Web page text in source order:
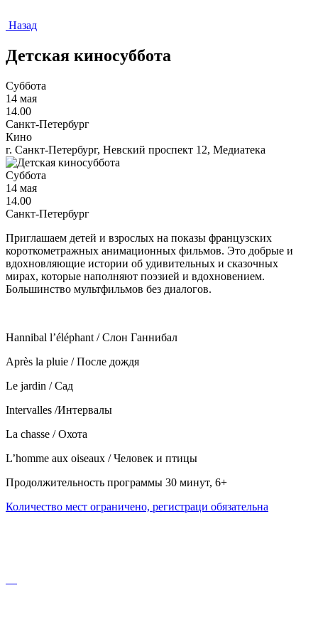
Назад
Детская киносуббота
Суббота
14 мая
14.00
Санкт-Петербург
Кино
г. Санкт-Петербург, Невский проспект 12, Медиатека
Суббота
14 мая
14.00
Санкт-Петербург
Приглашаем детей и взрослых на показы французских
короткометражных анимационных фильмов. Это добрые и
вдохновляющие истории об удивительных и сказочных
мирах, которые наполняют поэзией и вдохновением.
Большинство мультфильмов без диалогов.
Hannibal l’éléphant / Слон Ганнибал
Après la pluie / После дождя
Le jardin / Caд
Intervalles /Интервалы
La chasse / Охота
L’homme aux oiseaux / Человек и птицы
Продолжительность программы 30 минут, 6+
Количество мест ограничено, регистраци обязательна